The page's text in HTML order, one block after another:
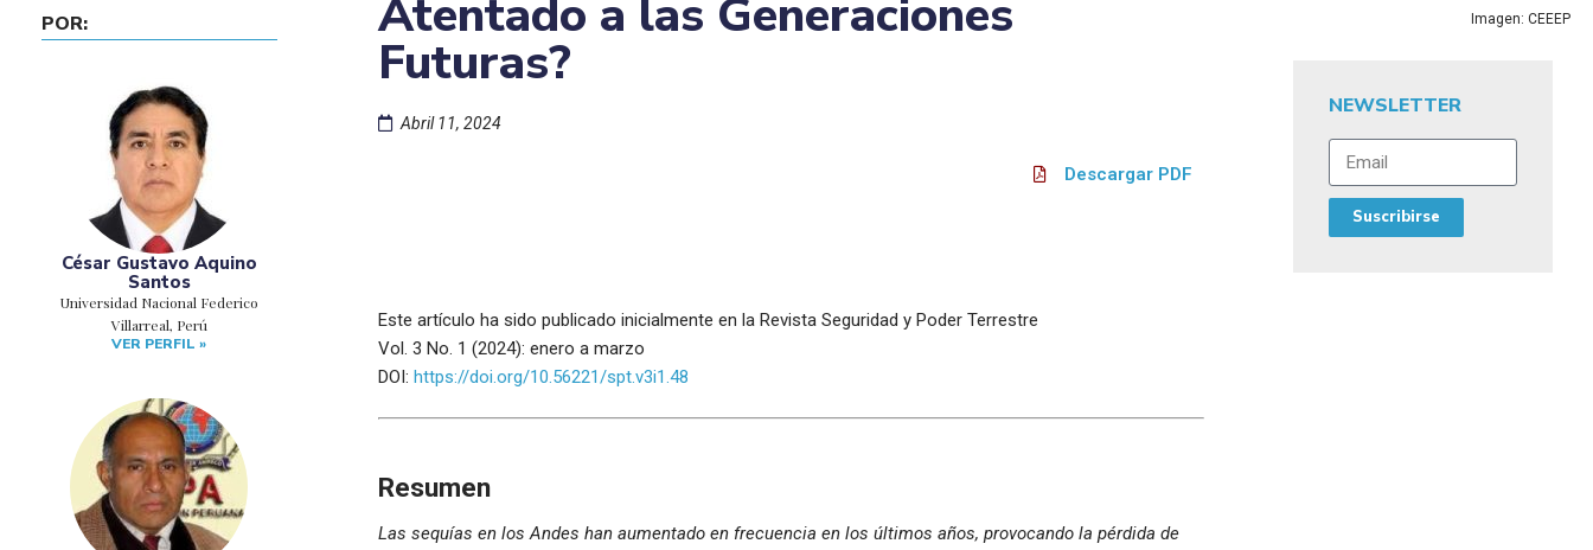
POR:
César Gustavo Aquino
Santos
Universidad Nacional Federico
Villarreal, Perú
VER PERFIL »
Atentado a las Generaciones
Futuras?
Abril 11, 2024
Descargar PDF
Este artículo ha sido publicado inicialmente en la Revista Seguridad y Poder Terrestre
Vol. 3 No. 1 (2024): enero a marzo
DOI: https://doi.org/10.56221/spt.v3i1.48
Resumen
Las sequías en los Andes han aumentado en frecuencia en los últimos años, provocando la pérdida de
Imagen: CEEEP
NEWSLETTER
Suscribirse